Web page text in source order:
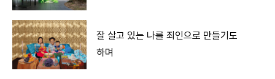
잘 살고 있는 나를 죄인으로 만들기도
하며